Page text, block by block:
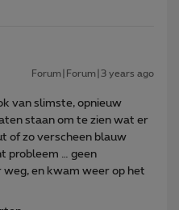
Forum|Forum|3 years ago
van slimste, opnieuw
staan om te zien wat er
of zo verscheen blauw
probleem … geen
weg, en kwam weer op het